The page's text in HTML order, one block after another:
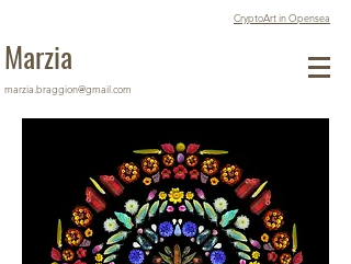
CryptoArt in Opensea
Marzia
marzia.braggion@gmail.com